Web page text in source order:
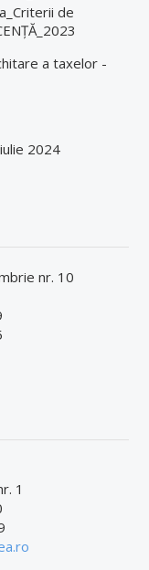
de
a taxelor -
2024
nr. 10
1